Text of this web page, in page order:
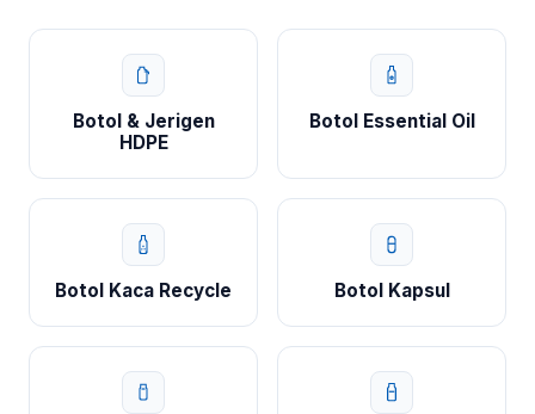
Botol & Jerigen
HDPE
Botol Essential Oil
Botol Kaca Recycle Botol Kapsul